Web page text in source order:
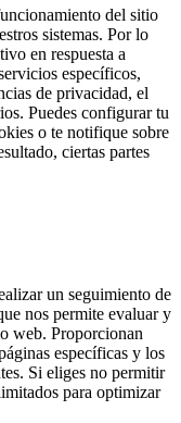
del sitio
sistemas. Por lo
en respuesta a
específicos,
de privacidad, el
Puedes configurar tu
o te notifique sobre
ciertas partes
un seguimiento de
nos permite evaluar y
web. Proporcionan
específicas y los
Si eliges no permitir
para optimizar